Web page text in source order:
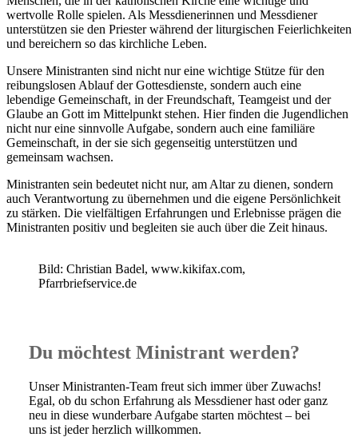
wertvolle Rolle spielen. Als Messdienerinnen und Messdiener
unterstützen sie den Priester während der liturgischen Feierlichkeiten
und bereichern so das kirchliche Leben.
Unsere Ministranten sind nicht nur eine wichtige Stütze für den
reibungslosen Ablauf der Gottesdienste, sondern auch eine
lebendige Gemeinschaft, in der Freundschaft, Teamgeist und der
Glaube an Gott im Mittelpunkt stehen. Hier finden die Jugendlichen
nicht nur eine sinnvolle Aufgabe, sondern auch eine familiäre
Gemeinschaft, in der sie sich gegenseitig unterstützen und
gemeinsam wachsen.
Ministranten sein bedeutet nicht nur, am Altar zu dienen, sondern
auch Verantwortung zu übernehmen und die eigene Persönlichkeit
zu stärken. Die vielfältigen Erfahrungen und Erlebnisse prägen die
Ministranten positiv und begleiten sie auch über die Zeit hinaus.
Bild: Christian Badel, www.kikifax.com,
Pfarrbriefservice.de
Du möchtest Ministrant werden?
Unser Ministranten-Team freut sich immer über Zuwachs!
Egal, ob du schon Erfahrung als Messdiener hast oder ganz
neu in diese wunderbare Aufgabe starten möchtest – bei
uns ist jeder herzlich willkommen.